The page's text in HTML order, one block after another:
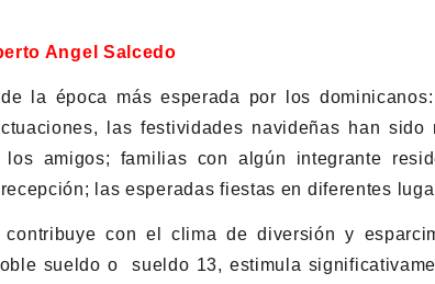
Angel Salcedo
la época más esperada por los
las festividades navideñas han sido
los amigos; familias con algún integrante
las esperadas fiestas en diferentes
contribuye con el clima de diversión y
sueldo o sueldo 13, estimula